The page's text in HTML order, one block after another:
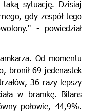
sytuację. Dzisiaj
gdy zespół tego
- powiedział
Od momentu
bronił 69 jedenastek
36 razy lepszy
w bramkę. Bilans
połowie, 44,9%.